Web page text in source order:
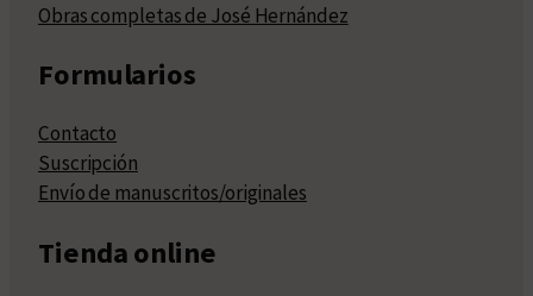
Obras completas de José Hernández
Formularios
Contacto
Suscripción
Envío de manuscritos/originales
Tienda online